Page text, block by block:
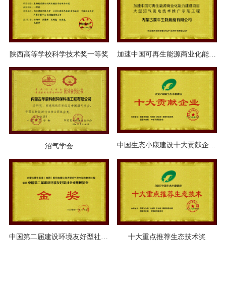
陕西高等学校科学技术奖一等奖
沼气学会 中国生态小康建设十大贡献企业奖
中国第二届建设环境友好型社会成果展览会金奖 十大重点推荐生态技术奖